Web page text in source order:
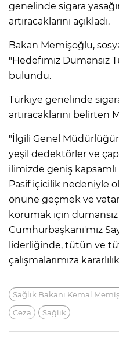
genelinde sigara
artıracaklarını açıkladı.
Bakan Memişoğlu,
"Hedefimiz Dumansız
bulundu.
Türkiye genelinde
artıracaklarını belirten
"İlgili Genel
yeşil dedektörler ve
ilimizde geniş
Pasif içicilik nedeniyle
önüne geçmek ve
korumak için
Cumhurbaşkanı'mız
liderliğinde, tütün ve
çalışmalarımıza
Sağlık Bakanı Kemal
Ceza
Sağlık